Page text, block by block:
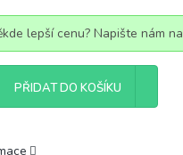
lepší cenu? Napište nám na
PŘIDAT DO KOŠÍKU